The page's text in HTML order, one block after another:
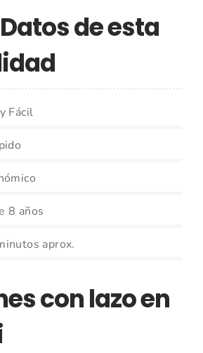
de esta
Fácil
8 años
aprox.
con lazo en